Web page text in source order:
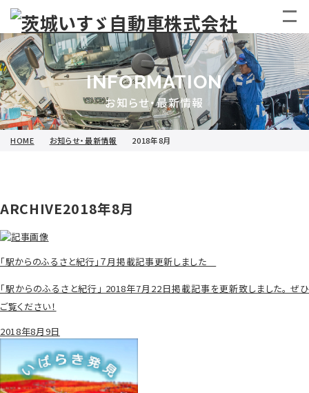
INFORMATION
お知らせ・最新情報
HOME お知らせ・最新情報 2018年8月
ARCHIVE2018年8月
「駅からのふるさと紀行」７月掲載記事更新しました
「駅からのふるさと紀行」 2018年7月22日掲載記事を更新致しました。 ぜひ
ご覧ください！
2018年8月9日